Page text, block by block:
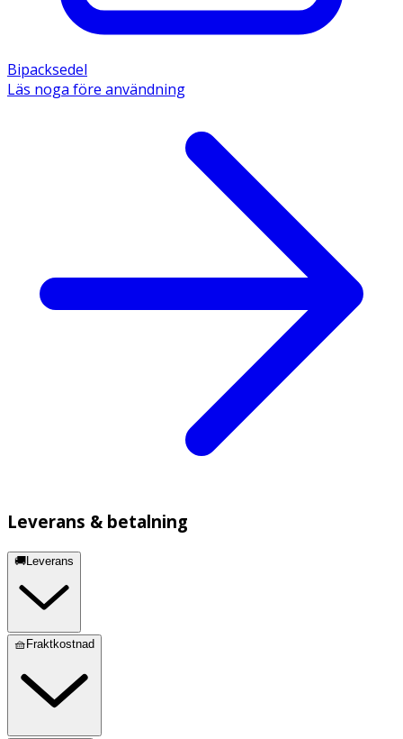
Bipacksedel
Läs noga före användning
Leverans & betalning
🚚Leverans
🧺Fraktkostnad